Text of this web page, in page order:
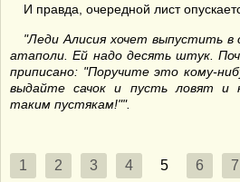
И правда, очередной лист
"Леди Алисия хочет выпустить в
атаполи. Ей надо десять штук.
приписано: "Поручите это кому-
выдайте сачок и пусть ловят и
таким пустякам!"".
1 2 3 4 5 6 7